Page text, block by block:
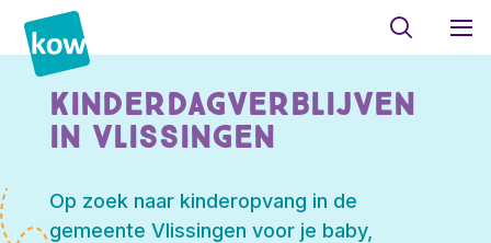
Kinderdagverblijven
in Vlissingen
Op zoek naar kinderopvang in de
gemeente Vlissingen voor je baby,